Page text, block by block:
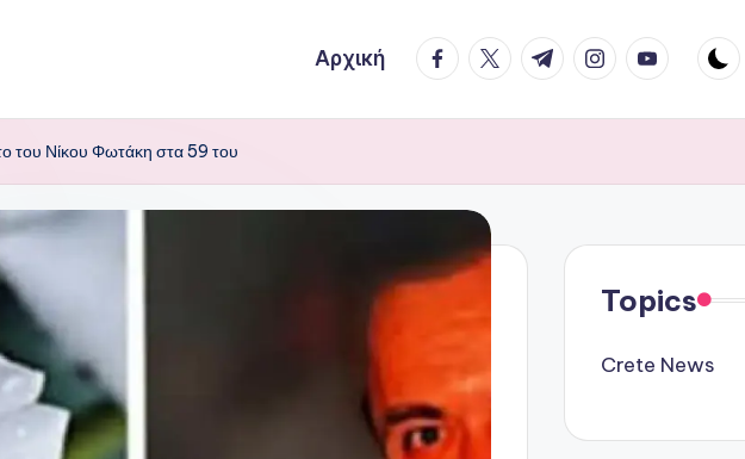
Αρχική facebook.com
twitter.com
t.me instagram.com
youtube.com
του Νίκου Φωτάκη στα 59 του
Topics
Crete News